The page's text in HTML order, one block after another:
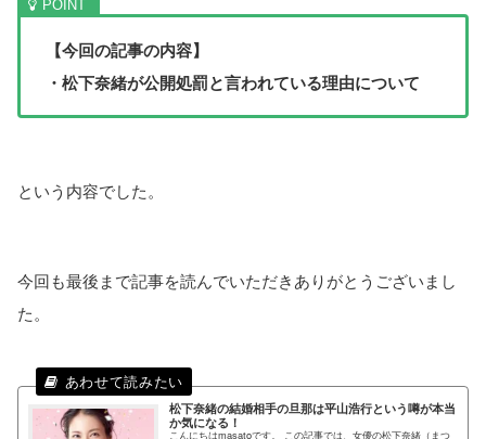
【今回の記事の内容】
・松下奈緒が公開処罰と言われている理由について
という内容でした。
今回も最後まで記事を読んでいただきありがとうございまし
た。
松下奈緒の結婚相手の旦那は平山浩行という噂が本当
か気になる！
こんにちはmasatoです。 この記事では、女優の松下奈緒（まつ